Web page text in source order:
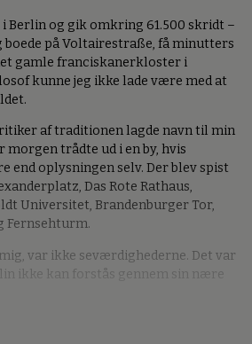
Berlin og gik omkring 61.500 skridt –
boede på Voltairestraße, få minutters
gamle franciskanerkloster i
kunne jeg ikke lade være med at
af traditionen lagde navn til min
morgen trådte ud i en by, hvis
end oplysningen selv. Der blev spist
Das Rote Rathaus,
Universitet, Brandenburger Tor,
Fernsehturm.
var ikke seværdighederne. Det var
ikke kan forstås gennem sin nære